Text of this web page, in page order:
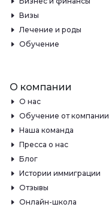
Визы
Лечение и роды
Обучение
О компании
О нас
Обучение от компании
Наша команда
Пресса о нас
Блог
Истории иммиграции
Отзывы
Онлайн-школа